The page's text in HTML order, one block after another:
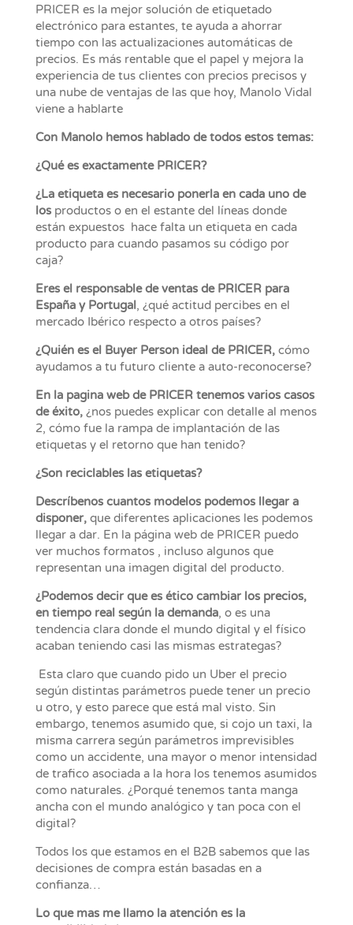
PRICER es la mejor solución de etiquetado
electrónico para estantes, te ayuda a ahorrar
tiempo con las actualizaciones automáticas de
precios. Es más rentable que el papel y mejora la
experiencia de tus clientes con precios precisos y
una nube de ventajas de las que hoy, Manolo Vidal
viene a hablarte
Con Manolo hemos hablado de todos estos temas:
¿Qué es exactamente PRICER?
¿La etiqueta es necesario ponerla en cada uno de
los productos o en el estante del líneas donde
están expuestos hace falta un etiqueta en cada
producto para cuando pasamos su código por
caja?
Eres el responsable de ventas de PRICER para
España y Portugal, ¿qué actitud percibes en el
mercado Ibérico respecto a otros países?
¿Quién es el Buyer Person ideal de PRICER,cómo
ayudamos a tu futuro cliente a auto-reconocerse?
En la pagina web de PRICER tenemos varios casos
de éxito, ¿nos puedes explicar con detalle al menos
2, cómo fue la rampa de implantación de las
etiquetas y el retorno que han tenido?
¿Son reciclables las etiquetas?
Descríbenos cuantos modelos podemos llegar a
disponer,que diferentes aplicaciones les podemos
llegar a dar. En la página web de PRICER puedo
ver muchos formatos , incluso algunos que
representan una imagen digital del producto.
¿Podemos decir que es ético cambiar los precios,
en tiempo real según la demanda, o es una
tendencia clara donde el mundo digital y el físico
acaban teniendo casi las mismas estrategas?
Esta claro que cuando pido un Uber el precio
según distintas parámetros puede tener un precio
u otro, y esto parece que está mal visto. Sin
embargo, tenemos asumido que, si cojo un taxi, la
misma carrera según parámetros imprevisibles
como un accidente, una mayor o menor intensidad
de trafico asociada a la hora los tenemos asumidos
como naturales. ¿Porqué tenemos tanta manga
ancha con el mundo analógico y tan poca con el
digital?
Todos los que estamos en el B2B sabemos que las
decisiones de compra están basadas en a
confianza…
Lo que mas me llamo la atención es la